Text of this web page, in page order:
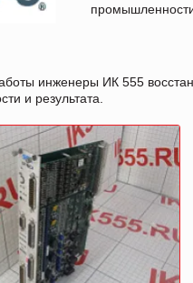
инженеры ИК 555
и результата.